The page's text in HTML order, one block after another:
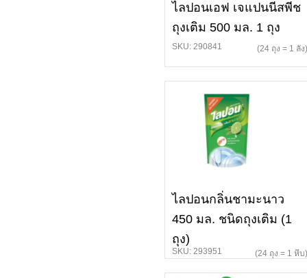
ไลปอนเอฟ เจแปนนีสพีช
ถุงเติม 500 มล. 1 ถุง
SKU: 290841 (24 ถุง = 1 ลัง)
ไลปอนกลิ่นชามะนาว
450 มล. ชนิดถุงเติม (1
ถุง)
SKU: 293951 (24 ถุง = 1 หีบ)